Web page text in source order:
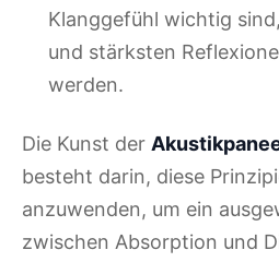
Klanggefühl wichtig
und stärksten
werden.
Die Kunst der
besteht darin, diese
anzuwenden, um ein
zwischen Absorption und